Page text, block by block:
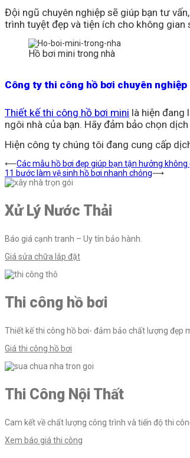
Đội ngũ chuyên nghiệp sẽ giúp bạn tư
trình tuyệt đẹp và tiện ích cho không gian
Hồ bơi mini trong nhà
Công ty thi công hồ bơi chuyên nghiệp
Thiết kế thi công hồ bơi mini là hiện đang
ngôi nhà của bạn. Hãy đảm bảo chọn
Hiện công ty chúng tôi đang cung cấp
Điều
hướng
bài
⟵Các mẫu hồ bơi đẹp giúp bạn tận hưởng
11 bước làm vệ sinh hồ bơi nhanh chóng⟶
Xử Lý Nước Thải
Báo giá cạnh tranh – Uy tín bảo hành.
Giá sửa chữa lắp đặt
Thi công hồ bơi
Thiết kế thi công hồ bơi- đảm bảo chất lượng đẹp
Giá thi công hồ bơi
Thi Công Nội Thất
Cam kết về chất lượng công trình và tiến độ thi
Xem báo giá thi công